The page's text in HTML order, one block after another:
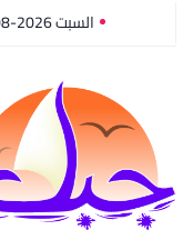
السبت 2026-08-08